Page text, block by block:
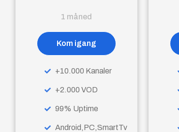
1 måned
Kom igang
+10.000 Kanaler
+2.000 VOD
99% Uptime
Android,PC,SmartTv